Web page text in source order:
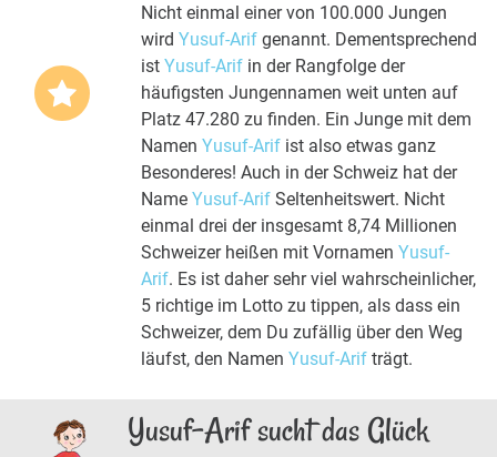
Nicht einmal einer von 100.000 Jungen
wird Yusuf-Arif genannt. Dementsprechend
ist Yusuf-Arif in der Rangfolge der
häufigsten Jungennamen weit unten auf
Platz 47.280 zu finden. Ein Junge mit dem
Namen Yusuf-Arif ist also etwas ganz
Besonderes! Auch in der Schweiz hat der
Name Yusuf-Arif Seltenheitswert. Nicht
einmal drei der insgesamt 8,74 Millionen
Schweizer heißen mit Vornamen Yusuf-
Arif. Es ist daher sehr viel wahrscheinlicher,
5 richtige im Lotto zu tippen, als dass ein
Schweizer, dem Du zufällig über den Weg
läufst, den Namen Yusuf-Arif trägt.
Yusuf-Arif sucht das Glück